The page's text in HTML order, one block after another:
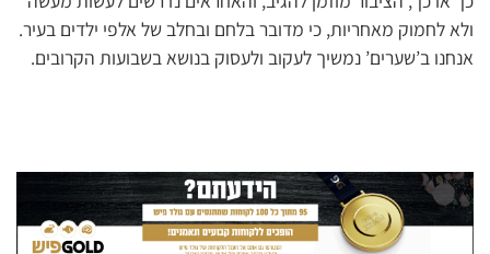
ולא לחמוק מאחריות, כי מדובר בלחם ובחלב של אלפי ילדים בעיר.
אנחנו ב’שערים’ נמשיך לעקוב ולעסוק בנושא בשבועות הקרובים.